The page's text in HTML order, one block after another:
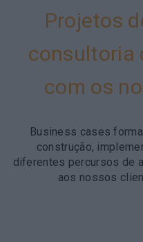
Projetos
consultoria
com os
Business cases
construção,
diferentes percursos de
aos nossos